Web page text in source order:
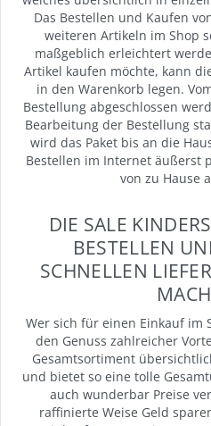
Das Bestellen und Kaufen
weiteren Artikeln im Shop
maßgeblich erleichtert
Artikel kaufen möchte, kann
in den Warenkorb legen.
Bestellung abgeschlossen
Bearbeitung der Bestellung
wird das Paket bis an die
Bestellen im Internet äußerst
von zu Hause
DIE SALE
BESTELLEN
SCHNELLEN
Wer sich für einen Einkauf im
den Genuss zahlreicher
Gesamtsortiment
und bietet so eine tolle
auch wunderbar Preise
raffinierte Weise Geld